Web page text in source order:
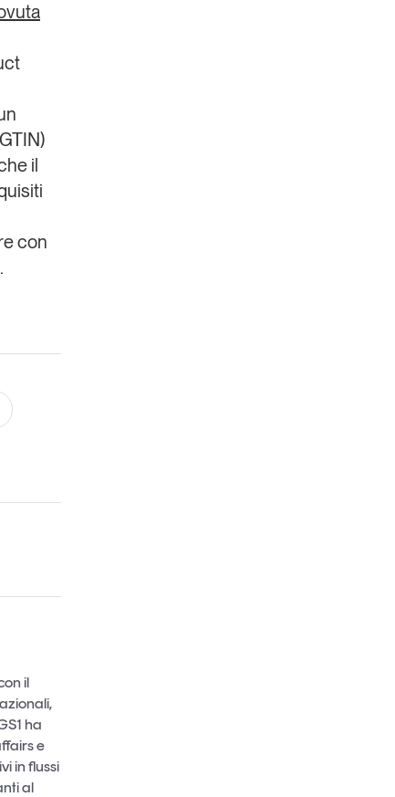
il
con
il
ha
e
in flussi
al